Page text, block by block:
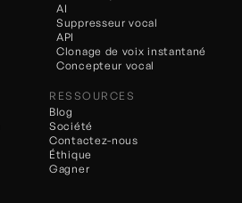
AI
Suppresseur vocal
API
Clonage de voix instantané
Concepteur vocal
RESSOURCES
Blog
Société
Contactez-nous
Éthique
Gagner